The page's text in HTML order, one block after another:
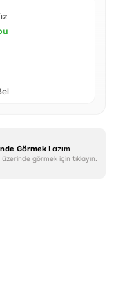
Görmek Lazım
görmek için tıklayın.